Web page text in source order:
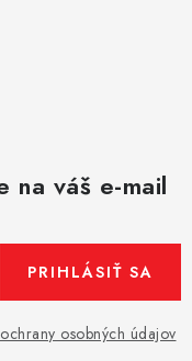
na váš e-mail
osobných údajov
PRIHLÁSIŤ SA